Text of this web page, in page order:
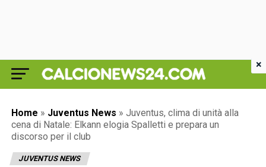
Home » Juventus News » Juventus, clima di unità alla
cena di Natale: Elkann elogia Spalletti e prepara un
discorso per il club
JUVENTUS NEWS
×